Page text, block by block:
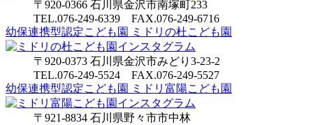
〒920-0366 石川県金沢市南塚町233
TEL.076-249-6339 FAX.076-249-6716
幼保連携型認定こども園
ミドリの杜こども園
〒920-0373 石川県金沢市みどり3-23-2
TEL.076-249-5524 FAX.076-249-5527
幼保連携型認定こども園
ミドリ富陽こども園
〒921-8834 石川県野々市市中林